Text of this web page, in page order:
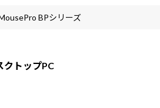
BPシリーズ
クトップPC